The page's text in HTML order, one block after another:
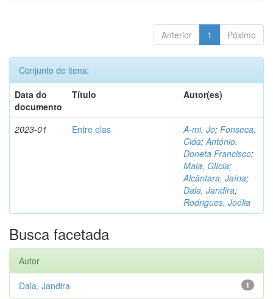
Anterior 1 Póximo
Conjunto de itens:
Data do
documento
Título Autor(es)
2023-01 Entre elas A-mi, Jo; Fonseca,
Cida;António,
Doneta Francisco;
Maia, Glícia;
Alcântara, Jaína;
Dala, Jandira;
Rodrigues, Joélia
Busca facetada
Autor
1
Dala, Jandira